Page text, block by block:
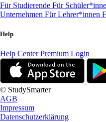
Für Studierende Für
Unternehmen Für Lehrer*innen
Help
Help CenterPremium Login
© StudySmarter
AGB
Impressum
Datenschutzerklärung